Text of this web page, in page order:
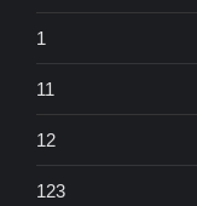
1
11
12
123